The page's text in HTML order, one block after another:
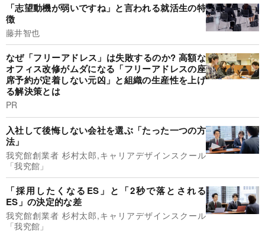
「志望動機が弱いですね」と言われる就活生の特
徴
藤井智也
なぜ「フリーアドレス」は失敗するのか? 高額な
オフィス改修がムダになる「フリーアドレスの座
席予約が定着しない元凶」と組織の生産性を上げ
る解決策とは
PR
入社して後悔しない会社を選ぶ「たった一つの方
法」
我究館創業者 杉村太郎,キャリアデザインスクール
「我究館」
「採用したくなるES」と「2秒で落とされる
ES」の決定的な差
我究館創業者 杉村太郎,キャリアデザインスクール
「我究館」